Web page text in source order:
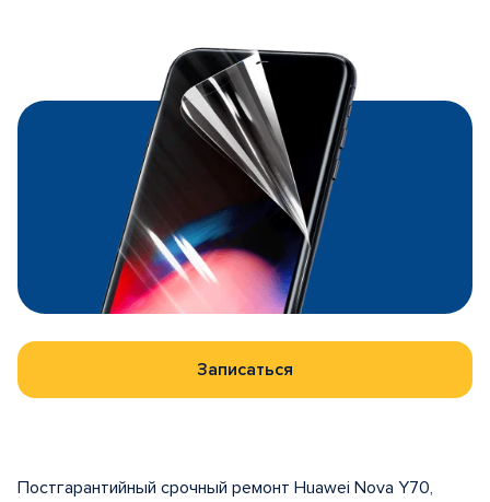
Записаться
Постгарантийный срочный ремонт Huawei Nova Y70,